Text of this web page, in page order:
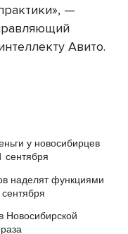
—
Авито.
у новосибирцев
сентября
наделят функциями